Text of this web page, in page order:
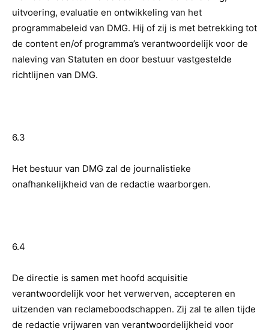
uitvoering, evaluatie en ontwikkeling van het
programmabeleid van DMG. Hij of zij is met betrekking tot
de content en/of programma’s verantwoordelijk voor de
naleving van Statuten en door bestuur vastgestelde
richtlijnen van DMG.
6.3
Het bestuur van DMG zal de journalistieke
onafhankelijkheid van de redactie waarborgen.
6.4
De directie is samen met hoofd acquisitie
verantwoordelijk voor het verwerven, accepteren en
uitzenden van reclameboodschappen. Zij zal te allen tijde
de redactie vrijwaren van verantwoordelijkheid voor